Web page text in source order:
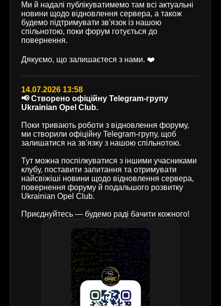
Ми й надалі публікуватимемо там всі актуальні
новини щодо відновлення сервера, а також
будемо підтримувати зв'язок із нашою
спільнотою, поки форум готується до
повернення.
Дякуємо, що залишаєтеся з нами. ❤️
14.07.2026 13:58
📢 Створено офіційну Telegram-групу
Ukrainian Opel Club.
Поки тривають роботи з відновлення форуму,
ми створили офіційну Telegram-групу, щоб
залишатися на зв'язку з нашою спільнотою.
Тут можна поспілкуватися з іншими учасниками
клубу, поставити запитання та отримувати
найсвіжіші новини щодо відновлення сервера,
повернення форуму й подальшого розвитку
Ukrainian Opel Club.
Приєднуйтесь — будемо раді бачити кожного!